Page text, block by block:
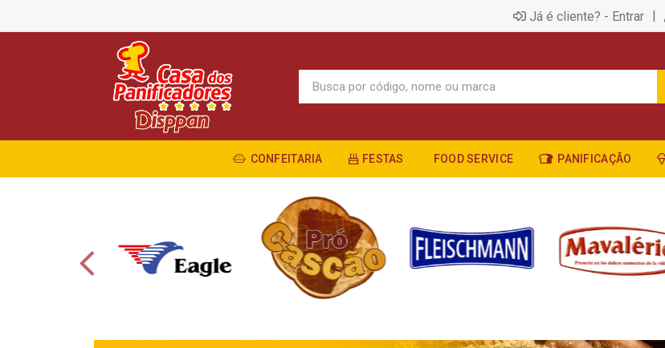
Já é cliente? - Entrar |
CONFEITARIA FESTAS FOOD SERVICE PANIFICAÇÃO